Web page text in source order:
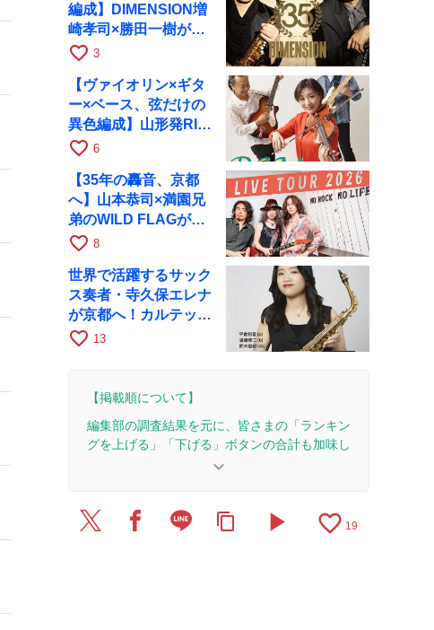
編成】DIMENSION増
崎孝司×勝田一樹が10
月11日に京都RAGへ
favorite_border 3
【ヴァイオリン×ギタ
ー×ベース、弦だけの
異色編成】山形発RIM
が初全国ツアーで8月
favorite_border 6
【35年の轟音、京都
へ】山本恭司×満園兄
弟のWILD FLAGが8
月6日にRAGでライブ
favorite_border 8
世界で活躍するサック
ス奏者・寺久保エレナ
が京都へ！カルテッ
ト・ツアー京都公演を
favorite_border 13
【掲載順について】
編集部の調査結果を元に、皆さまの「ランキン
グを上げる」「下げる」ボタンの合計も加味し
2026/4/22：1本のレビューを追加・更新。
keyboard_arrow_down
content_copy play_arrow favorite_border 19